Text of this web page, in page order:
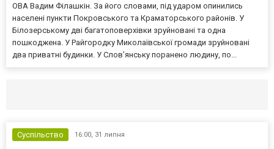
ОВА Вадим Філашкін. За його словами, під ударом опинились
населені пункти Покровського та Краматорського районів. У
Білозерському дві багатоповерхівки зруйновані та одна
пошкоджена. У Райгородку Миколаївської громади зруйновані
два приватні будинки. У Слов’янську поранено людину, по...
Суспільство 16:00, 31 липня